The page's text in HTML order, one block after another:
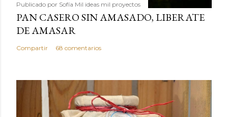
Publicado por Sofía Mil ideas mil proyectos
PAN CASERO SIN AMASADO, LIBERATE
DE AMASAR
Compartir 68 comentarios